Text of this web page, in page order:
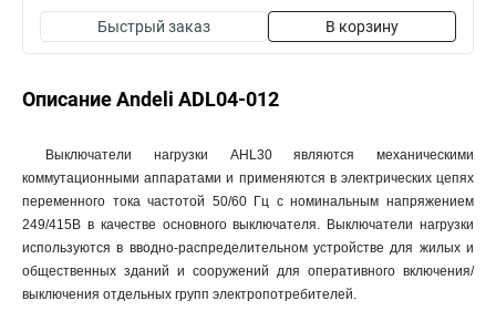
Быстрый заказ В корзину
Описание Andeli ADL04-012
Выключатели нагрузки AHL30 являются механическими
коммутационными аппаратами и применяются в электрических цепях
переменного тока частотой 50/60 Гц с номинальным напряжением
249/415В в качестве основного выключателя. Выключатели нагрузки
используются в вводно-распределительном устройстве для жилых и
общественных зданий и сооружений для оперативного включения/
выключения отдельных групп электропотребителей.